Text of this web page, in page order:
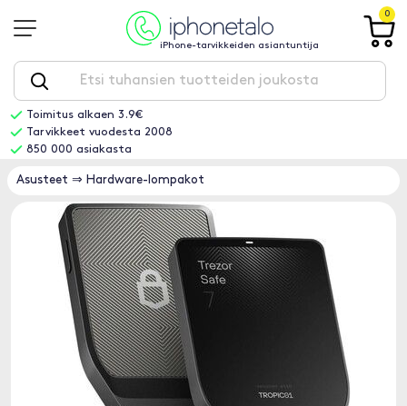
iPhone-tarvikkeiden asiantuntija
0
Toimitus alkaen 3.9€
Tarvikkeet vuodesta 2008
850 000 asiakasta
Asusteet ⇒ Hardware-lompakot